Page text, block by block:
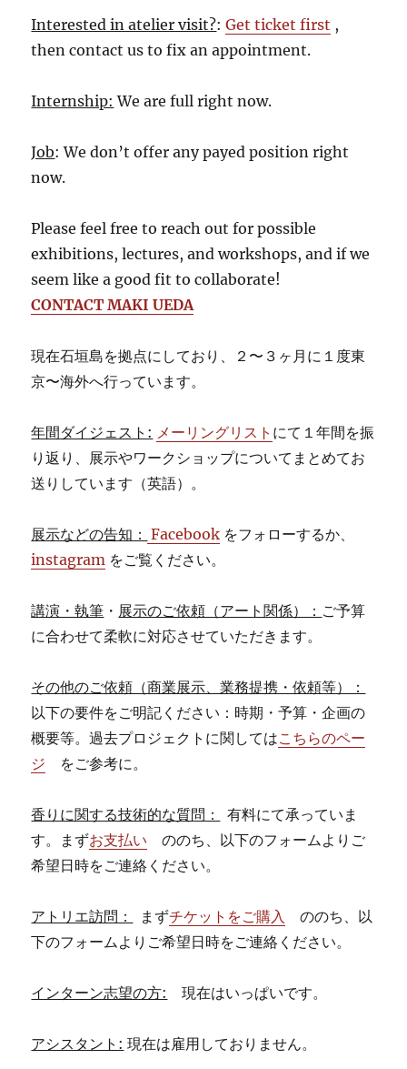
Interested in atelier visit?:Get ticket first ,
then contact us to fix an appointment.
Internship: We are full right now.
Job: We don’t offer any payed position right
now.
Please feel free to reach out for possible
exhibitions, lectures, and workshops, and if we
seem like a good fit to collaborate!
CONTACT MAKI UEDA
現在石垣島を拠点にしており、２〜３ヶ月に１度東
京〜海外へ行っています。
年間ダイジェスト: メーリングリスト にて１年間を振
り返り、展示やワークショップについてまとめてお
送りしています（英語）。
展示などの告知： Facebook をフォローするか、
instagram をご覧ください。
講演・執筆 ・ 展示のご依頼（アート関係）： ご予算
に合わせて柔軟に対応させていただきます。
その他のご依頼（商業展示、業務提携・依頼等）：
以下の要件をご明記ください：時期・予算・企画の
概要等。過去プロジェクトに関してはこちらのペー
ジ をご参考に。
香りに関する技術的な質問：
有料にて承っていま
す。まずお支払い ののち、以下のフォームよりご
希望日時をご連絡ください。
アトリエ訪問： まずチケットをご購入
ののち、以
下のフォームよりご希望日時をご連絡ください。
インターン志望の方: 現在はいっぱいです。
アシスタント: 現在は雇用しておりません。